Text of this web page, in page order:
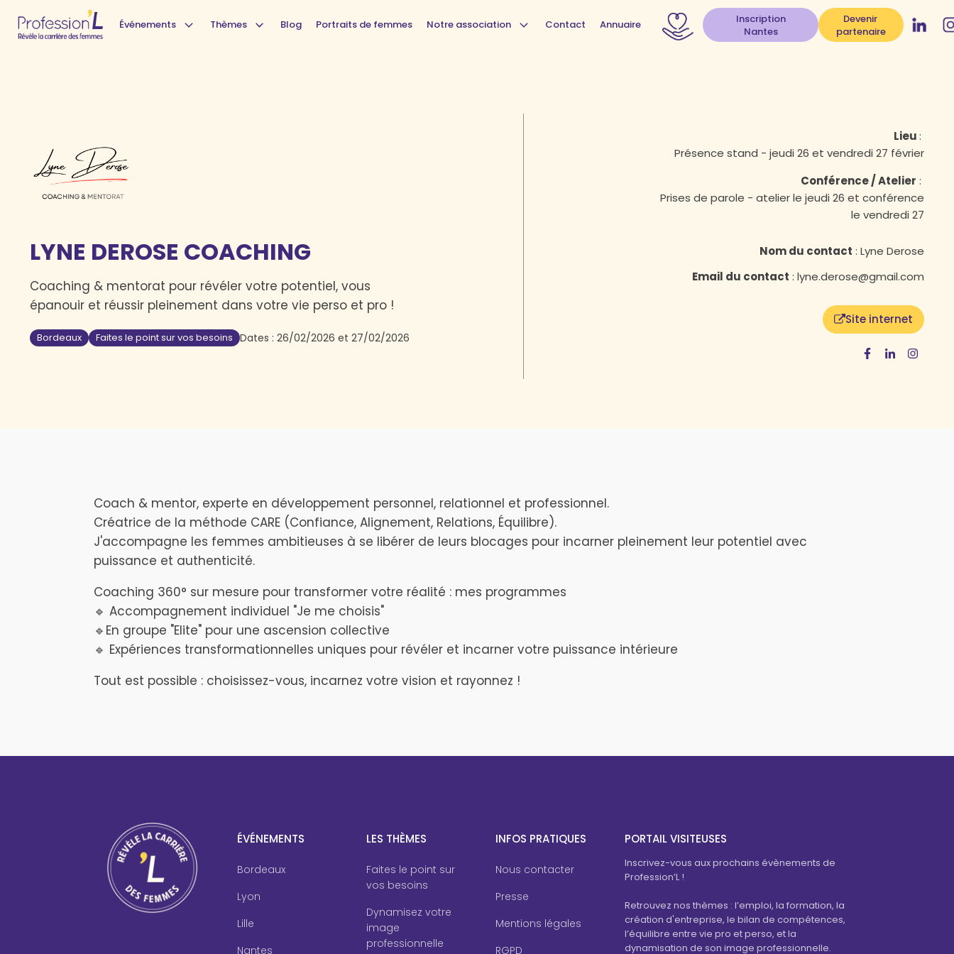
Événements Thèmes Blog Portraits de femmes Notre association Contact Annuaire
Inscription
Nantes
Devenir
partenaire
LYNE DEROSE COACHING
Coaching & mentorat pour révéler votre potentiel, vous
épanouir et réussir pleinement dans votre vie perso et pro !
Bordeaux Faites le point sur vos besoins Dates : 26/02/2026 et 27/02/2026
Lieu:
Présence stand - jeudi 26 et vendredi 27 février
Conférence / Atelier :
Prises de parole - atelier le jeudi 26 et conférence
le vendredi 27
Nom du contact : Lyne Derose
Email du contact : lyne.derose@gmail.com
Site internet
Coach & mentor, experte en développement personnel, relationnel et professionnel.
Créatrice de la méthode CARE (Confiance, Alignement, Relations, Équilibre).
J'accompagne les femmes ambitieuses à se libérer de leurs blocages pour incarner pleinement leur potentiel avec
puissance et authenticité.
Coaching 360° sur mesure pour transformer votre réalité : mes programmes
🔹 Accompagnement individuel "Je me choisis"
🔹En groupe "Elite" pour une ascension collective
🔹 Expériences transformationnelles uniques pour révéler et incarner votre puissance intérieure
Tout est possible : choisissez-vous, incarnez votre vision et rayonnez !
ÉVÉNEMENTS
Bordeaux
Lyon
Lille
Nantes
LES THÈMES
Faites le point sur
vos besoins
Dynamisez votre
image
professionnelle
INFOS PRATIQUES
Nous contacter
Presse
Mentions légales
RGPD
PORTAIL VISITEUSES
Inscrivez-vous aux prochains évènements de
Profession’L !
Retrouvez nos thèmes : l’emploi, la formation, la
création d'entreprise, le bilan de compétences,
l’équilibre entre vie pro et perso, et la
dynamisation de son image professionnelle.